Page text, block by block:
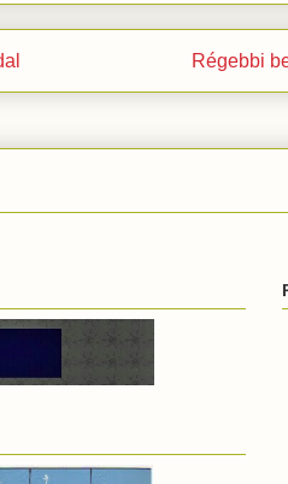
Régebbi